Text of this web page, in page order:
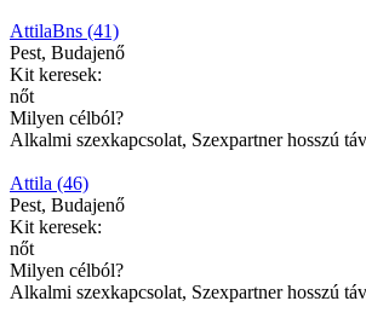
AttilaBns (41)
Pest, Budajenő
Kit keresek:
nőt
Milyen célból?
Alkalmi szexkapcsolat, Szexpartner hosszú
Attila (46)
Pest, Budajenő
Kit keresek:
nőt
Milyen célból?
Alkalmi szexkapcsolat, Szexpartner hosszú